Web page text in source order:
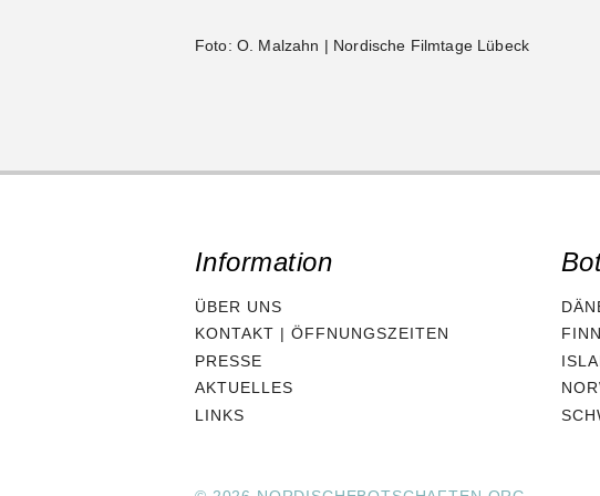
Foto: O. Malzahn | Nordische Filmtage Lübeck
Information
ÜBER UNS
KONTAKT | ÖFFNUNGSZEITEN
PRESSE
AKTUELLES
LINKS